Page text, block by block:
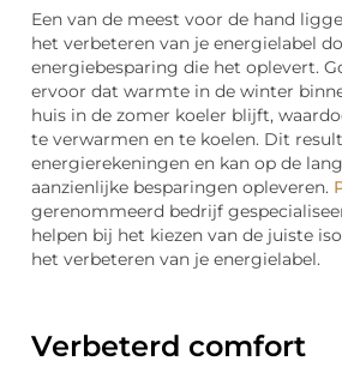
Een van de meest voor de hand
het verbeteren van je energielabel
energiebesparing die het oplevert.
ervoor dat warmte in de winter
huis in de zomer koeler blijft,
te verwarmen en te koelen. Dit
energierekeningen en kan op de
aanzienlijke besparingen opleveren.
gerenommeerd bedrijf
helpen bij het kiezen van de juiste
het verbeteren van je energielabel.
Verbeterd comfort